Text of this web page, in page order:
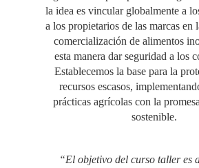
la idea es vincular globalmente a
a los propietarios de las marcas en
comercialización de alimentos
esta manera dar seguridad a los
Establecemos la base para la
recursos escasos,
prácticas agrícolas con la
sostenible.
“El objetivo del curso taller es